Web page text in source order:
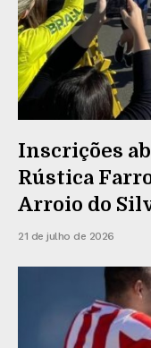
Inscrições
Rústica
Arroio do
21 de julho de 2026